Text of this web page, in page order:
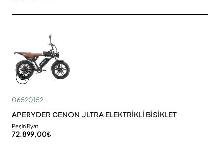
06520152
APERYDER GENON ULTRA ELEKTRİKLİ BİSİKLET
Peşin Fiyat
72.899,00₺